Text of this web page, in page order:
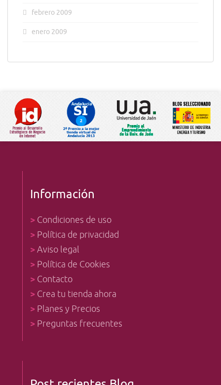
febrero 2009
enero 2009
Información
> Condiciones de uso
> Política de privacidad
>Aviso legal
> Política de Cookies
> Contacto
> Crea tu tienda ahora
> Planes y Precios
> Preguntas frecuentes